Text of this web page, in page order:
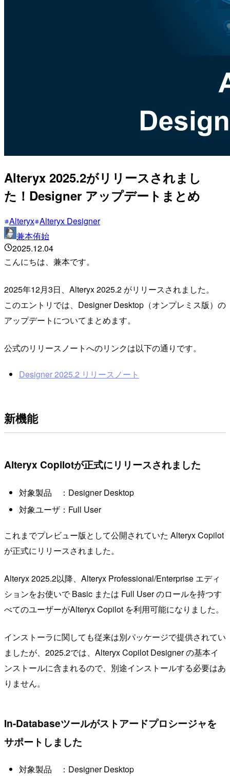
Alteryx 2025.2がリリースされまし
た！Designer アップデートまとめ
Alteryx Alteryx Designer
兼本侑始
2025.12.04
こんにちは、兼本です。
2025年12月3日、Alteryx 2025.2 がリリースされました。
このエントリでは、Designer Desktop（オンプレミス版）の
アップデートについてまとめます。
公式のリリースノートへのリンクは以下の通りです。
Designer 2025.2 リリースノート
新機能
Alteryx Copilotが正式にリリースされました
対象製品 ：Designer Desktop
対象ユーザ：Full User
これまでプレビュー版として公開されていた Alteryx Copilot
が正式にリリースされました。
Alteryx 2025.2以降、Alteryx Professional/Enterprise エディ
ションをお使いで Basic または Full User のロールを持つす
べてのユーザーがAlteryx Copilot を利用可能になりました。
インストーラに関しても従来は別パッケージで提供されてい
ましたが、2025.2では、Alteryx Copilot Designer の基本イ
ンストールに含まれるので、別途インストールする必要はあ
りません。
In-Databaseツールがストアードプロシージャを
サポートしました
対象製品 ：Designer Desktop